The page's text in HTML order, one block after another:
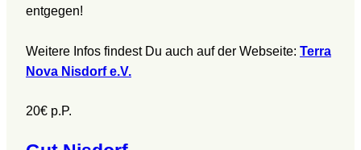
entgegen!
Weitere Infos findest Du auch auf der Webseite: Terra
Nova Nisdorf e.V.
20€ p.P.